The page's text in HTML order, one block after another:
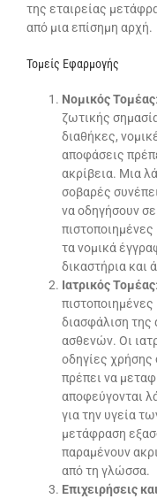
της εταιρείας
από μια επίσημη αρχή.
Τομείς Εφαρμογής
Νομικός Τομέας
ζωτικής
διαθήκες,
αποφάσεις
ακρίβεια. Μια
σοβαρές
να οδηγήσουν
τα νομικά
δικαστήρια και
Ιατρικός Τομέας
πιστοποιημένες
διασφάλιση της
ασθενών. Οι
οδηγίες χρήσης
πρέπει να
αποφεύγονται
για την υγεία
μετάφραση
παραμένουν
από τη γλώσσα.
Επιχειρήσεις